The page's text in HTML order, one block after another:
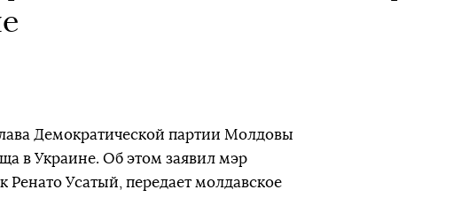
Демократической партии Молдовы
в Украине. Об этом заявил мэр
Ренато Усатый, передает молдавское